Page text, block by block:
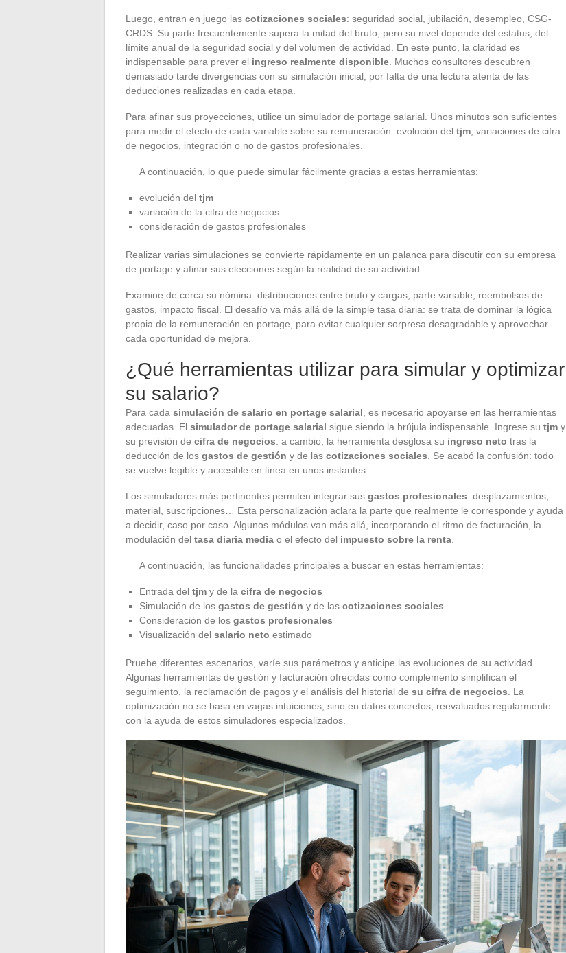
Luego, entran en juego las cotizaciones sociales: seguridad social, jubilación, desempleo, CSG-
CRDS. Su parte frecuentemente supera la mitad del bruto, pero su nivel depende del estatus, del
límite anual de la seguridad social y del volumen de actividad. En este punto, la claridad es
indispensable para prever el ingreso realmente disponible . Muchos consultores descubren
demasiado tarde divergencias con su simulación inicial, por falta de una lectura atenta de las
deducciones realizadas en cada etapa.
Para afinar sus proyecciones, utilice un simulador de portage salarial. Unos minutos son suficientes
para medir el efecto de cada variable sobre su remuneración: evolución del tjm , variaciones de cifra
de negocios, integración o no de gastos profesionales.
A continuación, lo que puede simular fácilmente gracias a estas herramientas:
evolución del tjm
variación de la cifra de negocios
consideración de gastos profesionales
Realizar varias simulaciones se convierte rápidamente en un palanca para discutir con su empresa
de portage y afinar sus elecciones según la realidad de su actividad.
Examine de cerca su nómina: distribuciones entre bruto y cargas, parte variable, reembolsos de
gastos, impacto fiscal. El desafío va más allá de la simple tasa diaria: se trata de dominar la lógica
propia de la remuneración en portage, para evitar cualquier sorpresa desagradable y aprovechar
cada oportunidad de mejora.
¿Qué herramientas utilizar para simular y optimizar
su salario?
Para cada simulación de salario en portage salarial , es necesario apoyarse en las herramientas
adecuadas. El simulador de portage salarial sigue siendo la brújula indispensable. Ingrese su tjm y
su previsión de cifra de negocios: a cambio, la herramienta desglosa su ingreso neto tras la
deducción de los gastos de gestión y de las cotizaciones sociales . Se acabó la confusión: todo
se vuelve legible y accesible en línea en unos instantes.
Los simuladores más pertinentes permiten integrar sus gastos profesionales: desplazamientos,
material, suscripciones… Esta personalización aclara la parte que realmente le corresponde y ayuda
a decidir, caso por caso. Algunos módulos van más allá, incorporando el ritmo de facturación, la
modulación del tasa diaria media o el efecto del impuesto sobre la renta
A continuación, las funcionalidades principales a buscar en estas herramientas:
Entrada del tjm y de la cifra de negocios
Simulación de los gastos de gestión y de las cotizaciones sociales
Consideración de los gastos profesionales
Visualización del salario neto estimado
Pruebe diferentes escenarios, varíe sus parámetros y anticipe las evoluciones de su actividad.
Algunas herramientas de gestión y facturación ofrecidas como complemento simplifican el
seguimiento, la reclamación de pagos y el análisis del historial de su cifra de negocios . La
optimización no se basa en vagas intuiciones, sino en datos concretos, reevaluados regularmente
con la ayuda de estos simuladores especializados.